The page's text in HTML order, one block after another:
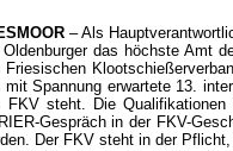
– Als
Oldenburger das höchste Amt
Friesischen
mit Spannung erwartete 13.
FKV steht. Die Qualifikationen
Gespräch in der FKV-
Der FKV steht in der